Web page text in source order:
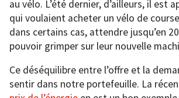
au vélo. L’été dernier, d’ailleurs, il est
qui voulaient acheter un vélo de
dans certains cas, attendre jusqu’en
pouvoir grimper sur leur nouvelle
Ce déséquilibre entre l’offre et la
sentir dans notre portefeuille. La